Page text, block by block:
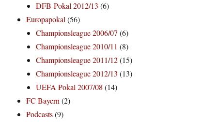
DFB-Pokal 2012/13 (6)
Europapokal(56)
Championsleague 2006/07 (6)
Championsleague 2010/11 (8)
Championsleague 2011/12(15)
Championsleague 2012/13 (13)
UEFA Pokal 2007/08 (14)
FC Bayern(2)
Podcasts(9)